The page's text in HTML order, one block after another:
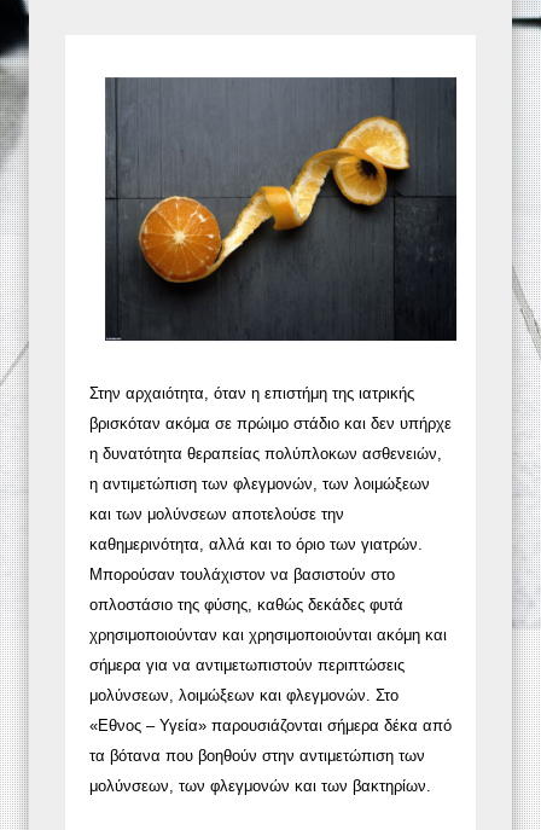
Στην αρχαιότητα, όταν η επιστήμη της ιατρικής
βρισκόταν ακόμα σε πρώιμο στάδιο και δεν υπήρχε
η δυνατότητα θεραπείας πολύπλοκων ασθενειών,
η αντιμετώπιση των φλεγμονών, των λοιμώξεων
και των μολύνσεων αποτελούσε την
καθημερινότητα, αλλά και το όριο των γιατρών.
Μπορούσαν τουλάχιστον να βασιστούν στο
οπλοστάσιο της φύσης, καθώς δεκάδες φυτά
χρησιμοποιούνταν και χρησιμοποιούνται ακόμη και
σήμερα για να αντιμετωπιστούν περιπτώσεις
μολύνσεων, λοιμώξεων και φλεγμονών. Στο
«Εθνος – Υγεία» παρουσιάζονται σήμερα δέκα από
τα βότανα που βοηθούν στην αντιμετώπιση των
μολύνσεων, των φλεγμονών και των βακτηρίων.